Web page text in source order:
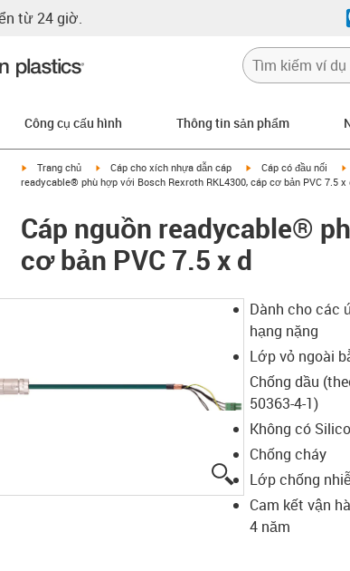
từ 24 giờ.
Công cụ cấu hình Thông tin sản phẩm
igus-icon-arrow-right
Trang chủ igus-icon-arrow-right
Cáp cho xích nhựa dẫn cáp igus-icon-arrow-right
Cáp có đầu nối
readycable® phù hợp với Bosch Rexroth RKL4300, cáp cơ bản PVC 7.5 x
Cáp nguồn readycable®
cơ bản PVC 7.5 x d
igus-icon-lupe
Dành cho các
hạng nặng
Lớp vỏ ngoài
Chống dầu
50363-4-1)
Không có
Chống cháy
Lớp chống
Cam kết vận
4 năm